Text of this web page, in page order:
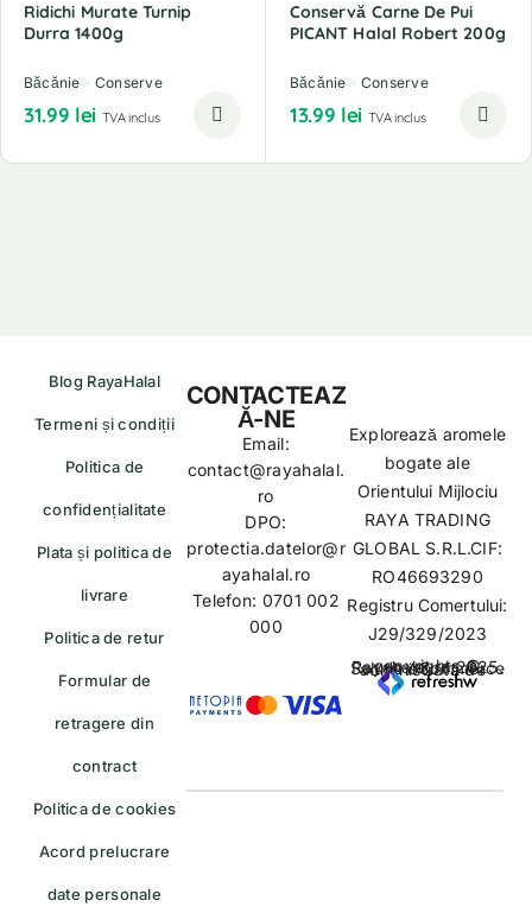
Ridichi Murate Turnip
Durra 1400g
Băcănie Conserve
31.99 lei TVA inclus
Conservă Carne De Pui
PICANT Halal Robert 200g
Băcănie Conserve
13.99 lei TVA inclus
Blog RayaHalal
Termeni și condiții
Politica de
confidențialitate
Plata și politica de
livrare
Politica de retur
Formular de
retragere din
contract
Politica de cookies
Acord prelucrare
date personale
Explorează aromele
bogate ale
Orientului Mijlociu
RAYA TRADING
GLOBAL S.R.L.CIF:
RO46693290
Registru Comertului:
J29/329/2023
copyrights © Rayahalal.ro 2025. Soluție eCommerce administrată de
CONTACTEAZ
Ă-NE
Email:
contact@rayahalal.
ro
DPO:
protectia.datelor@r
ayahalal.ro
Telefon: 0701 002
000